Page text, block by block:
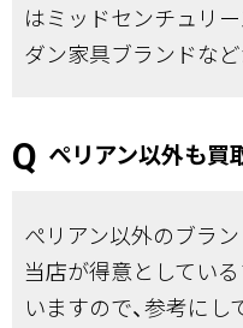
はミッドセンチュリ
ダン家具ブランドなど
ぺリアン以外も買
ぺリアン以外のブラ
当店が得意としてい
いますので、参考にし